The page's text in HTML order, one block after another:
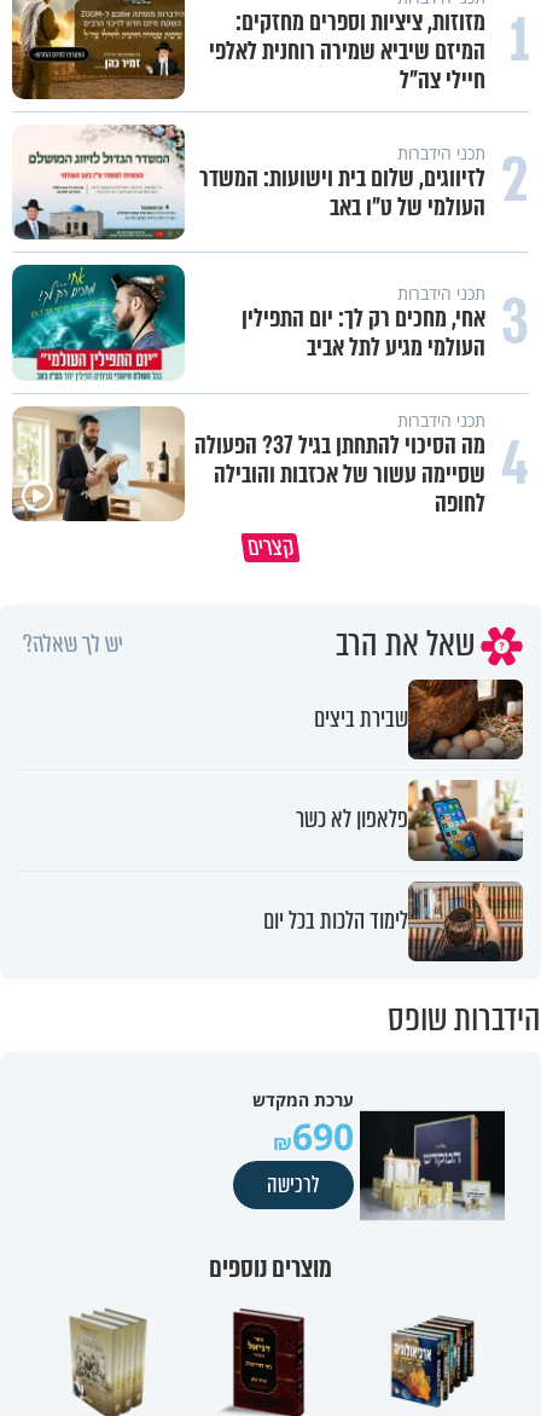
1
מזוזות, ציציות וספרים מחזקים:
המיזם שיביא שמירה רוחנית לאלפי
חיילי צה"ל
2 תכני הידברות
לזיווגים, שלום בית וישועות: המשדר
העולמי של ט"ו באב
3 תכני הידברות
אחי, מחכים רק לך: יום התפילין
העולמי מגיע לתל אביב
4 תכני הידברות
מה הסיכוי להתחתן בגיל 37? הפעולה
שסיימה עשור של אכזבות והובילה
לחופה
קצרים
תעצרו לפני שאתם מוציאים דיבה על
שאל את הרב יש לך שאלה?
שבירת ביצים
פלאפון לא כשר
לימוד הלכות בכל יום
הידברות שופס
ערכת המקדש
690
לרכישה
מוצרים נוספים